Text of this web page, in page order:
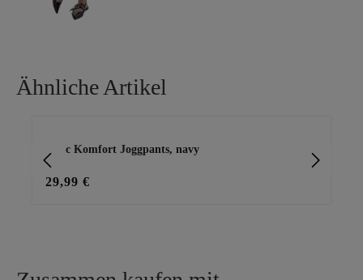
Ähnliche Artikel
Basic Komfort Joggpants, navy
29,99 €